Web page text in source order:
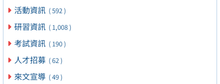
活動資訊 ( 592 )
研習資訊 ( 1,008 )
考試資訊 ( 190 )
人才招募 ( 62 )
來文宣導 ( 49 )